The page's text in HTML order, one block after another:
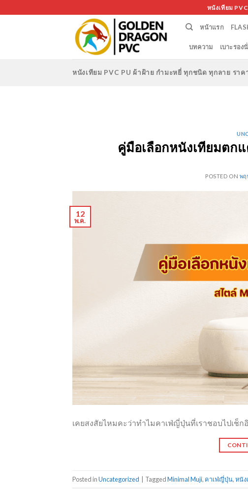
to
หนังเทียม
หน้าแรก
บทความ เบาะรอง
หนังเทียม PVC PU ผ้าฝ้าย กำมะหยี่ ทุกชนิด ทุกลาย รา
คู่มือเลือกหนังเทียมตก
POSTED ON พฤ
12
พ.ค.
เคยสงสัยไหมคะว่าทำไมคาเฟ่ญี่ปุ่นที่เราชอบไปเช็ก
Posted inUncategorized TaggedMinimal Muji, คาเฟ่ญี่ปุ่น,หนัง